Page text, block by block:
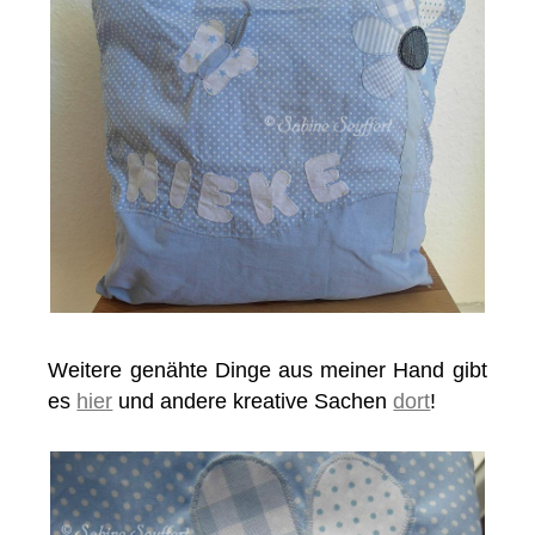
Weitere genähte Dinge aus meiner Hand gibt
es hier und andere kreative Sachendort!